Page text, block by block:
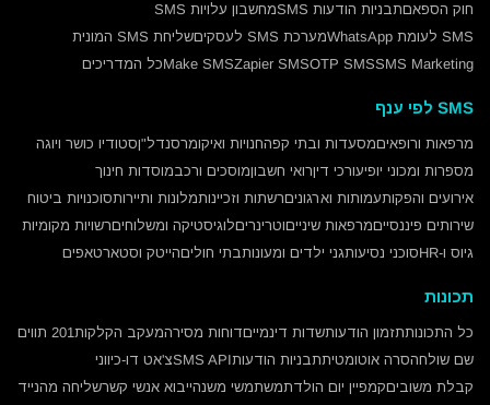
חוק הספאםתבניות הודעות SMS
מחשבון עלויות SMS
SMS לעומת WhatsApp
מערכת SMS לעסקים
שליחת SMS המונית
SMS Marketing
OTP SMS
Zapier SMS
Make SMSכל המדריכים
SMS לפי ענף
מרפאות ורופאיםמסעדות ובתי קפהחנויות ואיקומרסנדל"ןסטודיו כושר ויוגה
מספרות ומכוני יופיעורכי דיןרואי חשבוןמוסכים ורכבמוסדות חינוך
אירועים והפקותעמותות וארגוניםרשתות וזכיינותמלונות ותיירותסוכנויות ביטוח
שירותים פיננסייםמרפאות שינייםוטרינריםלוגיסטיקה ומשלוחיםרשויות מקומיות
גיוס ו-HR
סוכני נסיעותגני ילדים ומעונותבתי חוליםהייטק וסטארטאפים
תכונות
כל התכונותתזמון הודעותשדות דינמייםדוחות מסירהמעקב הקלקות201 תווים
שם שולחהסרה אוטומטיתתבניות הודעותSMS APIצ'אט דו-כיווני
קבלת משוביםקמפיין יום הולדתמשתמשי משנהייבוא אנשי קשרשליחה מהנייד